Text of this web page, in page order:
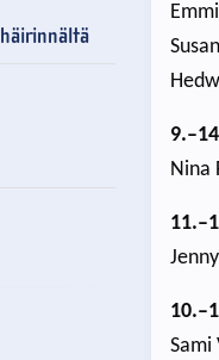
Nina
Sami